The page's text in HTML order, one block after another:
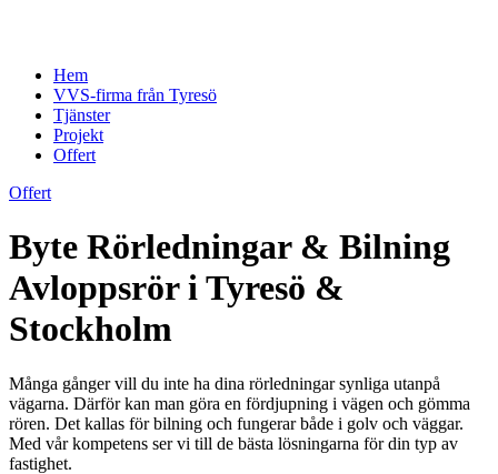
Hem
VVS-firma från Tyresö
Tjänster
Projekt
Offert
Offert
Byte Rörledningar & Bilning
Avloppsrör i Tyresö &
Stockholm
Många gånger vill du inte ha dina rörledningar synliga utanpå
vägarna. Därför kan man göra en fördjupning i vägen och gömma
rören. Det kallas för bilning och fungerar både i golv och väggar.
Med vår kompetens ser vi till de bästa lösningarna för din typ av
fastighet.